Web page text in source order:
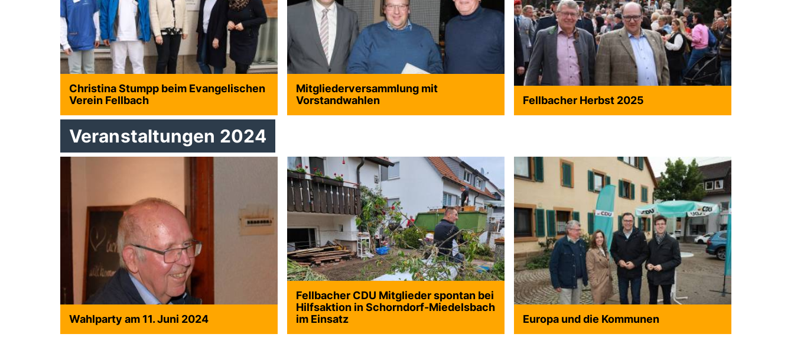
Christina Stumpp beim Evangelischen
Verein Fellbach
Mitgliederversammlung mit
Vorstandwahlen
Fellbacher Herbst 2025
Veranstaltungen 2024
Wahlparty am 11. Juni 2024
Fellbacher CDU Mitglieder spontan bei
Hilfsaktion in Schorndorf-Miedelsbach
im Einsatz
Europa und die Kommunen